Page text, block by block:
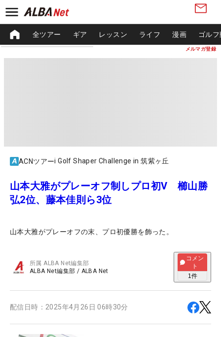
メルマガ登録
全ツアー ギア レッスン ライフ 漫画 ゴル
ACNツアーi Golf Shaper Challenge in 筑紫ヶ丘
山本大雅がプレーオフ制しプロ初V 櫛山勝
弘2位、藤本佳則ら3位
山本大雅がプレーオフの末、プロ初優勝を飾った。
所属ALBA Net編集部
ALBA Net編集部 / ALBA Net
コメン
ト
1件
配信日時： 2025年4月26日 06時30分